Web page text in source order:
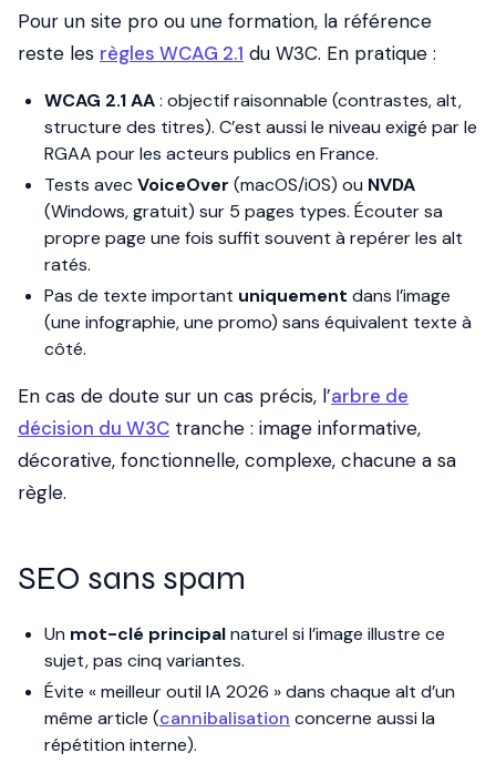
Pour un site pro ou une formation, la référence
reste les règles WCAG 2.1 du W3C. En pratique :
WCAG 2.1 AA: objectif raisonnable (contrastes, alt,
structure des titres). C’est aussi le niveau exigé par le
RGAA pour les acteurs publics en France.
Tests avecVoiceOver (macOS/iOS) ou NVDA
(Windows, gratuit) sur 5 pages types. Écouter sa
propre page une fois suffit souvent à repérer les alt
ratés.
Pas de texte important uniquement dans l’image
(une infographie, une promo) sans équivalent texte à
côté.
En cas de doute sur un cas précis, l’arbre de
décision du W3C tranche : image informative,
décorative, fonctionnelle, complexe, chacune a sa
règle.
SEO sans spam
Un mot-clé principalnaturel si l’image illustre ce
sujet, pas cinq variantes.
Évite « meilleur outil IA 2026 » dans chaque alt d’un
même article (cannibalisation concerne aussi la
répétition interne).